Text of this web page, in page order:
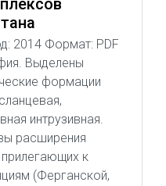
2014 Формат: PDF
Выделены
формации
интрузивная.
расширения
к
(Ферганской,